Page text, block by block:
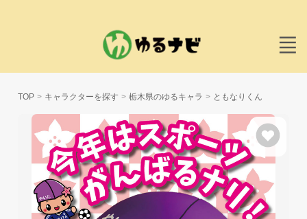
TOP キャラクターを探す 栃木県のゆるキャラ ともなりくん